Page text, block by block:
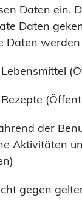
Daten ein.
Daten
Daten
der
Aktivitäten
gegen